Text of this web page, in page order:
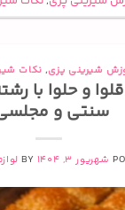
شیرینی پزی, نکات
و حلوا با
سنتی و
شهریور 3, 1404 BY